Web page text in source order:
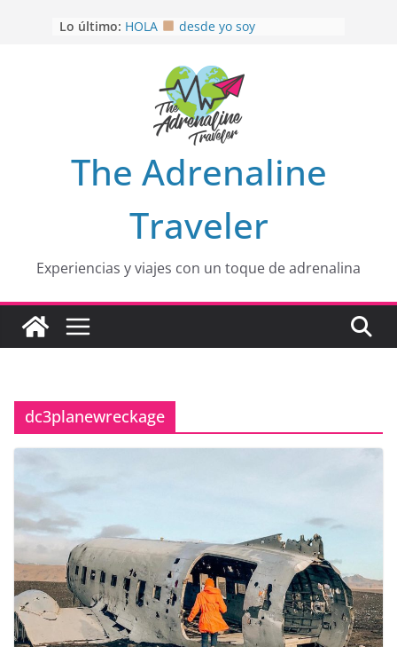
Lo último: HOLA
desde yo soy
EL SENDERO DEL CACAO: Excelente
opción
HOSPEDAJE AL NATURALSHH !!
OTRA PERSPECTIVA de RÍO EL
MULITO!
The Adrenaline
Traveler
Experiencias y viajes con un toque de adrenalina
dc3planewreckage